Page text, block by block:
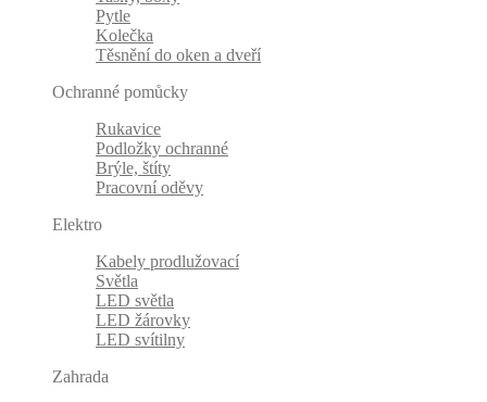
Pytle
Kolečka
Těsnění do oken a dveří
Ochranné pomůcky
Rukavice
Podložky ochranné
Brýle, štíty
Pracovní oděvy
Elektro
Kabely prodlužovací
Světla
LED světla
LED žárovky
LED svítilny
Zahrada